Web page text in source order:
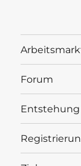
Forum
Entstehung